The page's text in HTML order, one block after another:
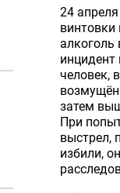
24
человек,
затем
При
выстрел,
избили,